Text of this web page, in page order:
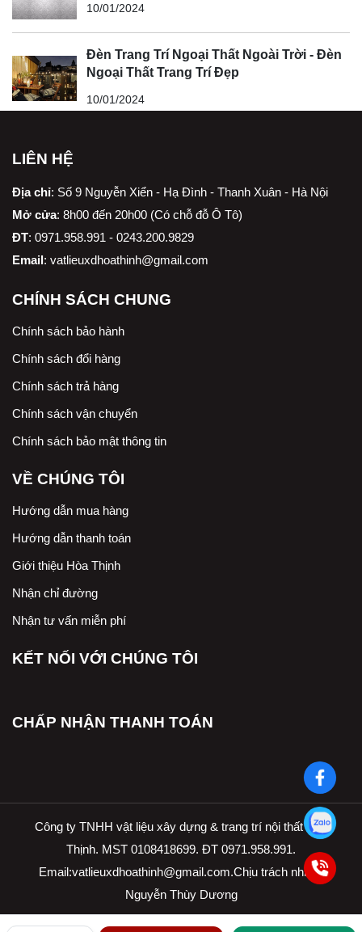
10/01/2024
Đèn Trang Trí Ngoại Thất Ngoài Trời - Đèn
Ngoại Thất Trang Trí Đẹp
10/01/2024
LIÊN HỆ
Địa chỉ: Số 9 Nguyễn Xiển - Hạ Đình - Thanh Xuân - Hà Nội
Mở cửa: 8h00 đến 20h00 (Có chỗ đỗ Ô Tô)
ĐT: 0971.958.991 - 0243.200.9829
Email: vatlieuxdhoathinh@gmail.com
CHÍNH SÁCH CHUNG
Chính sách bảo hành
Chính sách đổi hàng
Chính sách trả hàng
Chính sách vận chuyển
Chính sách bảo mật thông tin
VỀ CHÚNG TÔI
Hướng dẫn mua hàng
Hướng dẫn thanh toán
Giới thiệu Hòa Thịnh
Nhận chỉ đường
Nhận tư vấn miễn phí
KẾT NỐI VỚI CHÚNG TÔI
CHẤP NHẬN THANH TOÁN
Công ty TNHH vật liệu xây dựng & trang trí nội thất Hòa
Thịnh. MST 0108418699. ĐT 0971.958.991.
Email:vatlieuxdhoathinh@gmail.com.Chịu trách nhiệm
Nguyễn Thùy Dương